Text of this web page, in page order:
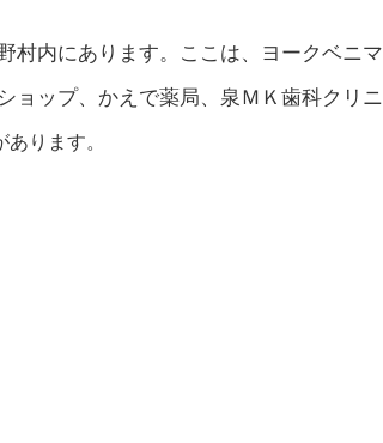
村内にあります。ここは、ヨークベニマ
ョップ、かえで薬局、泉ＭＫ歯科クリニ
ります。